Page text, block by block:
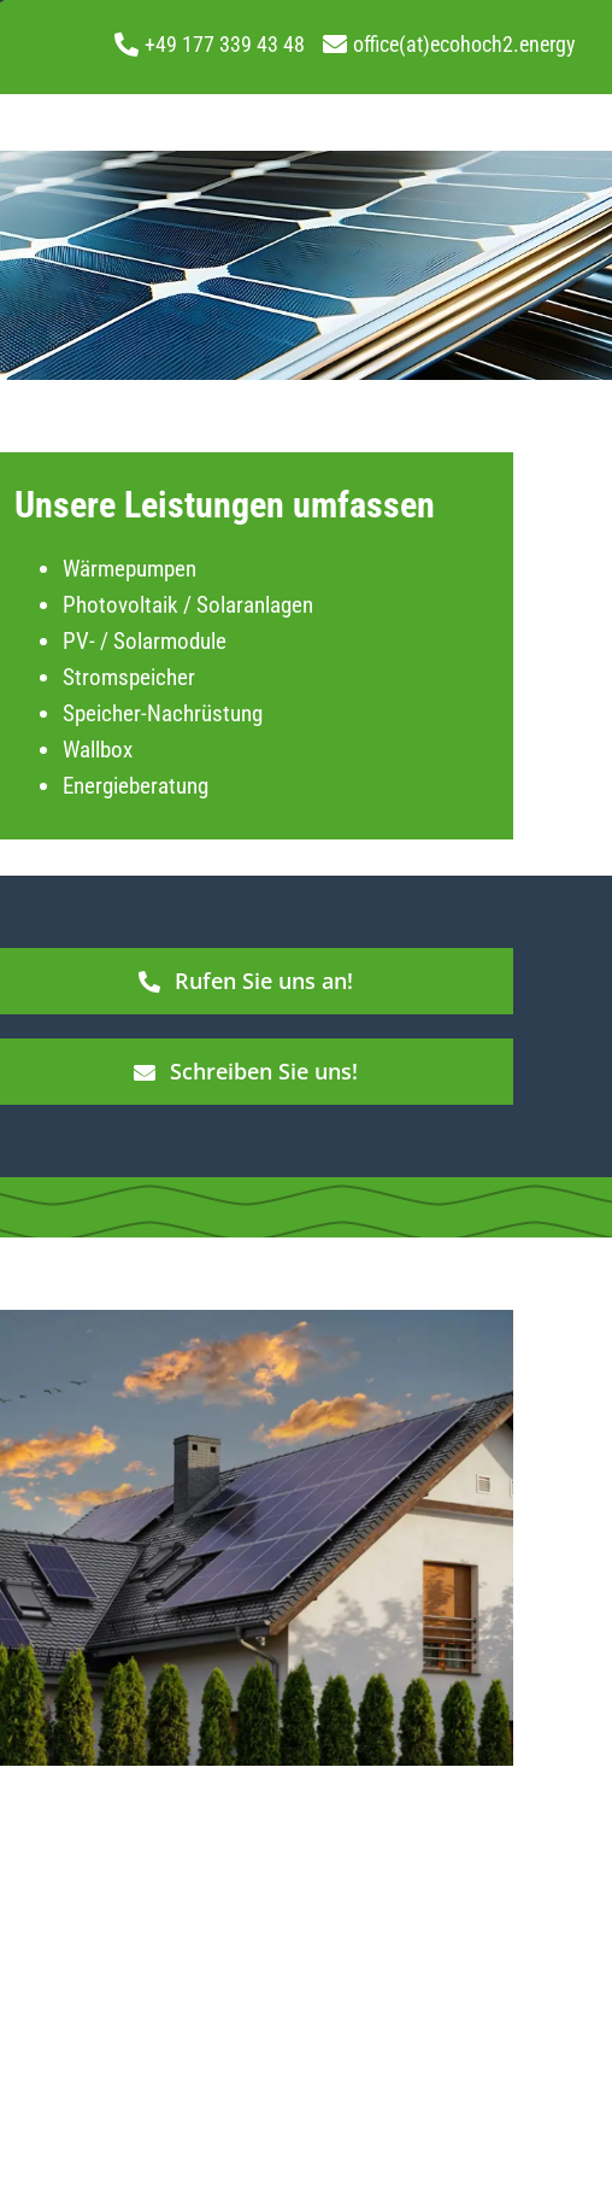
+49 177 339 43 48 office(at)ecohoch2.energy
Unsere Leistungen umfassen
Wärmepumpen
Photovoltaik / Solaranlagen
PV- / Solarmodule
Stromspeicher
Speicher-Nachrüstung
Wallbox
Energieberatung
Rufen Sie uns an!
Schreiben Sie uns!